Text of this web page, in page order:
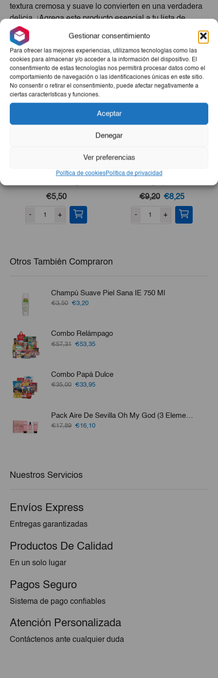
Gestionar consentimiento
Para ofrecer las mejores experiencias, utilizamos tecnologías como las
cookies para almacenar y/o acceder a la información del dispositivo. El
consentimiento de estas tecnologías nos permitirá procesar datos como el
comportamiento de navegación o las identificaciones únicas en este sitio.
No consentir o retirar el consentimiento, puede afectar negativamente a
ciertas características y funciones.
Aceptar
Denegar
Ver preferencias
Política de cookiesPolítica de privacidad
textura cremosa y suave lo convierten en una verdadera
delicia. ¡Agrega este producto esencial a tu lista de
compras y sorprende a todos con su exquisito sabor!
Productos Relacionados
Flan De Leche Sabor
€5,50
- +
Filete De Pescado De Mar
Perro O Bonito) 3lb
€9,20 El
precio
original
€8,25El
precio
actual
- +
Otros También Compraron
Champú Suave Piel Sana IE 750 Ml
€3,50 El
era:
€3,50.
€3,20El
es:
€3,20.
Combo Relámpago
€57,31 El
era:
€57,31.
€53,35El
es:
€53,35.
Combo Papá Dulce
€35,00 El
€35,00.
€33,95El
€33,95.
€17,89 El
€16,10El
Nuestros Servicios
Envíos Express
Entregas garantizadas
Productos De Calidad
En un solo lugar
Pagos Seguro
Sistema de pago confiables
Atención Personalizada
Contáctenos ante cualquier duda